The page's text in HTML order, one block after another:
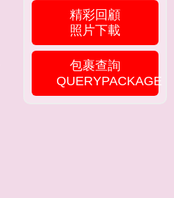
精彩回顧
照片下載
包裹查詢
QUERYPACKAGE